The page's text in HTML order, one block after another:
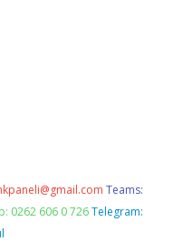
Teams:
0262 606 0 726 Telegram: